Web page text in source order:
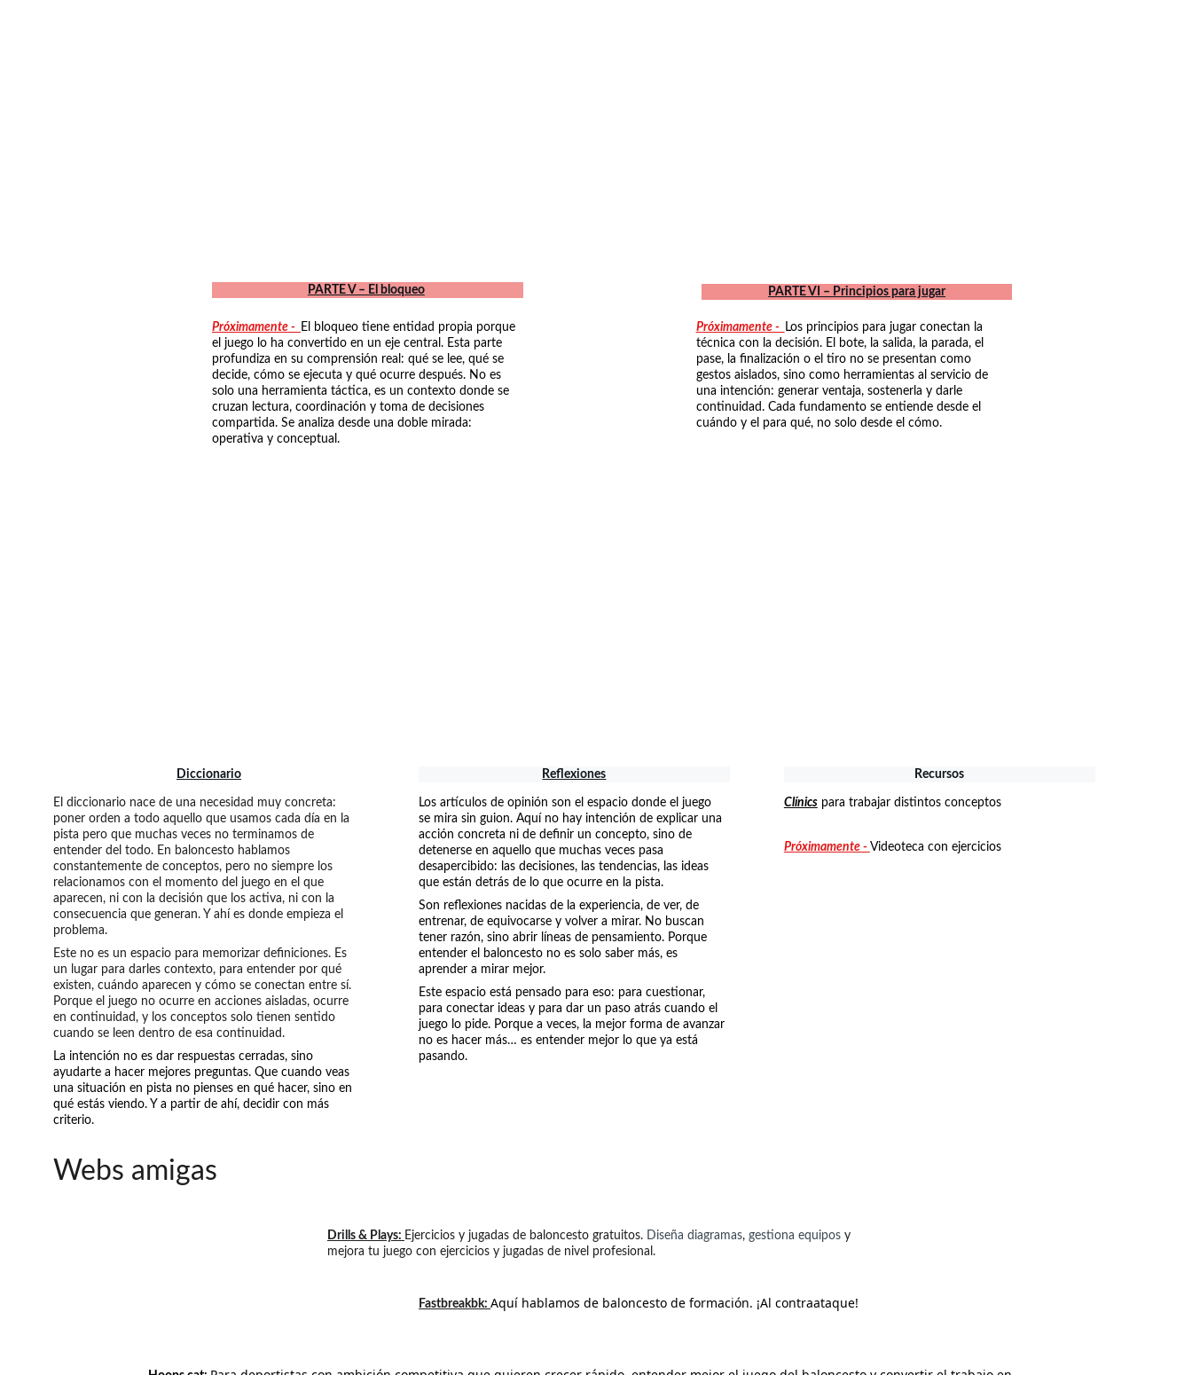
PARTE V – El bloqueo
Próximamente - El bloqueo tiene entidad propia porque
el juego lo ha convertido en un eje central. Esta parte
profundiza en su comprensión real: qué se lee, qué se
decide, cómo se ejecuta y qué ocurre después. No es
solo una herramienta táctica, es un contexto donde se
cruzan lectura, coordinación y toma de decisiones
compartida. Se analiza desde una doble mirada:
operativa y conceptual.
Próximamente - Los principios para jugar conectan la
técnica con la decisión. El bote, la salida, la parada, el
pase, la finalización o el tiro no se presentan como
gestos aislados, sino como herramientas al servicio de
una intención: generar ventaja, sostenerla y darle
continuidad. Cada fundamento se entiende desde el
cuándo y el para qué, no solo desde el cómo.
PARTE VI – Principios para jugar
Diccionario
El diccionario nace de una necesidad muy concreta:
poner orden a todo aquello que usamos cada día en la
pista pero que muchas veces no terminamos de
entender del todo. En baloncesto hablamos
constantemente de conceptos, pero no siempre los
relacionamos con el momento del juego en el que
aparecen, ni con la decisión que los activa, ni con la
consecuencia que generan. Y ahí es donde empieza el
problema.
Este no es un espacio para memorizar definiciones. Es
un lugar para darles contexto, para entender por qué
existen, cuándo aparecen y cómo se conectan entre sí.
Porque el juego no ocurre en acciones aisladas, ocurre
en continuidad, y los conceptos solo tienen sentido
cuando se leen dentro de esa continuidad.
La intención no es dar respuestas cerradas, sino
ayudarte a hacer mejores preguntas. Que cuando veas
una situación en pista no pienses en qué hacer, sino en
qué estás viendo. Y a partir de ahí, decidir con más
criterio.
Reflexiones
Los artículos de opinión son el espacio donde el juego
se mira sin guion. Aquí no hay intención de explicar una
acción concreta ni de definir un concepto, sino de
detenerse en aquello que muchas veces pasa
desapercibido: las decisiones, las tendencias, las ideas
que están detrás de lo que ocurre en la pista.
Son reflexiones nacidas de la experiencia, de ver, de
entrenar, de equivocarse y volver a mirar. No buscan
tener razón, sino abrir líneas de pensamiento. Porque
entender el baloncesto no es solo saber más, es
aprender a mirar mejor.
Este espacio está pensado para eso: para cuestionar,
para conectar ideas y para dar un paso atrás cuando el
juego lo pide. Porque a veces, la mejor forma de avanzar
no es hacer más… es entender mejor lo que ya está
pasando.
Clínics para trabajar distintos conceptos
Próximamente - Videoteca con ejercicios
Recursos
Webs amigas
Drills & Plays: Ejercicios y jugadas de baloncesto gratuitos. Diseña diagramas, gestiona equipos y
mejora tu juego con ejercicios y jugadas de nivel profesional.
Fastbreakbk: Aquí hablamos de baloncesto de formación. ¡Al contraataque!